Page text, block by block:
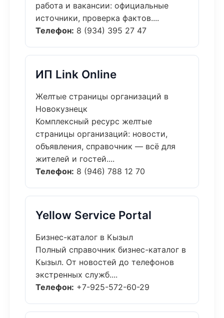
работа и вакансии: официальные
источники, проверка фактов....
Телефон: 8 (934) 395 27 47
ИП Link Online
Желтые страницы организаций в
Новокузнецк
Комплексный ресурс желтые
страницы организаций: новости,
объявления, справочник — всё для
жителей и гостей....
Телефон: 8 (946) 788 12 70
Yellow Service Portal
Бизнес-каталог в Кызыл
Полный справочник бизнес-каталог в
Кызыл. От новостей до телефонов
экстренных служб....
Телефон: +7-925-572-60-29